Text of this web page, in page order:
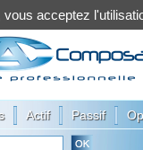
Actif Passif
vous acceptez